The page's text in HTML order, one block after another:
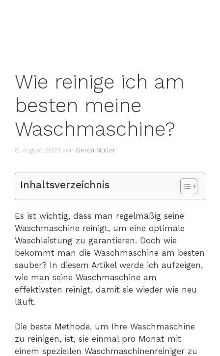
Wie reinige ich am
besten meine
Waschmaschine?
6. August 2023 von Gerda Müller
Inhaltsverzeichnis
Es ist wichtig, dass man regelmäßig seine
Waschmaschine reinigt, um eine optimale
Waschleistung zu garantieren. Doch wie
bekommt man die Waschmaschine am besten
sauber? In diesem Artikel werde ich aufzeigen,
wie man seine Waschmaschine am
effektivsten reinigt, damit sie wieder wie neu
läuft.
Die beste Methode, um Ihre Waschmaschine
zu reinigen, ist, sie einmal pro Monat mit
einem speziellen Waschmaschinenreiniger zu